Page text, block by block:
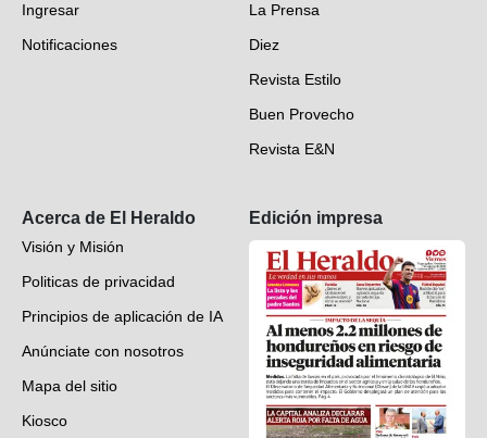
Deportes
Videos
Ingresar
Notificaciones
La Prensa
Diez
Revista Estilo
Buen Provecho
Revista E&N
Acerca de El Heraldo
Visión y Misión
Politicas de privacidad
Principios de aplicación de IA
Anúnciate con nosotros
Mapa del sitio
Kiosco
Edición impresa